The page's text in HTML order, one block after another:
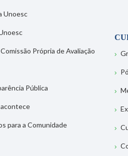
Unoesc
Própria de Avaliação
Pública
para a Comunidade